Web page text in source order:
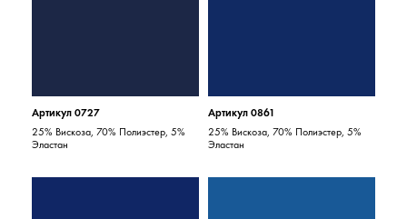
Артикул 0727
25% Вискоза, 70% Полиэстер, 5%
Эластан
Артикул 0861
25% Вискоза, 70% Полиэстер, 5%
Эластан